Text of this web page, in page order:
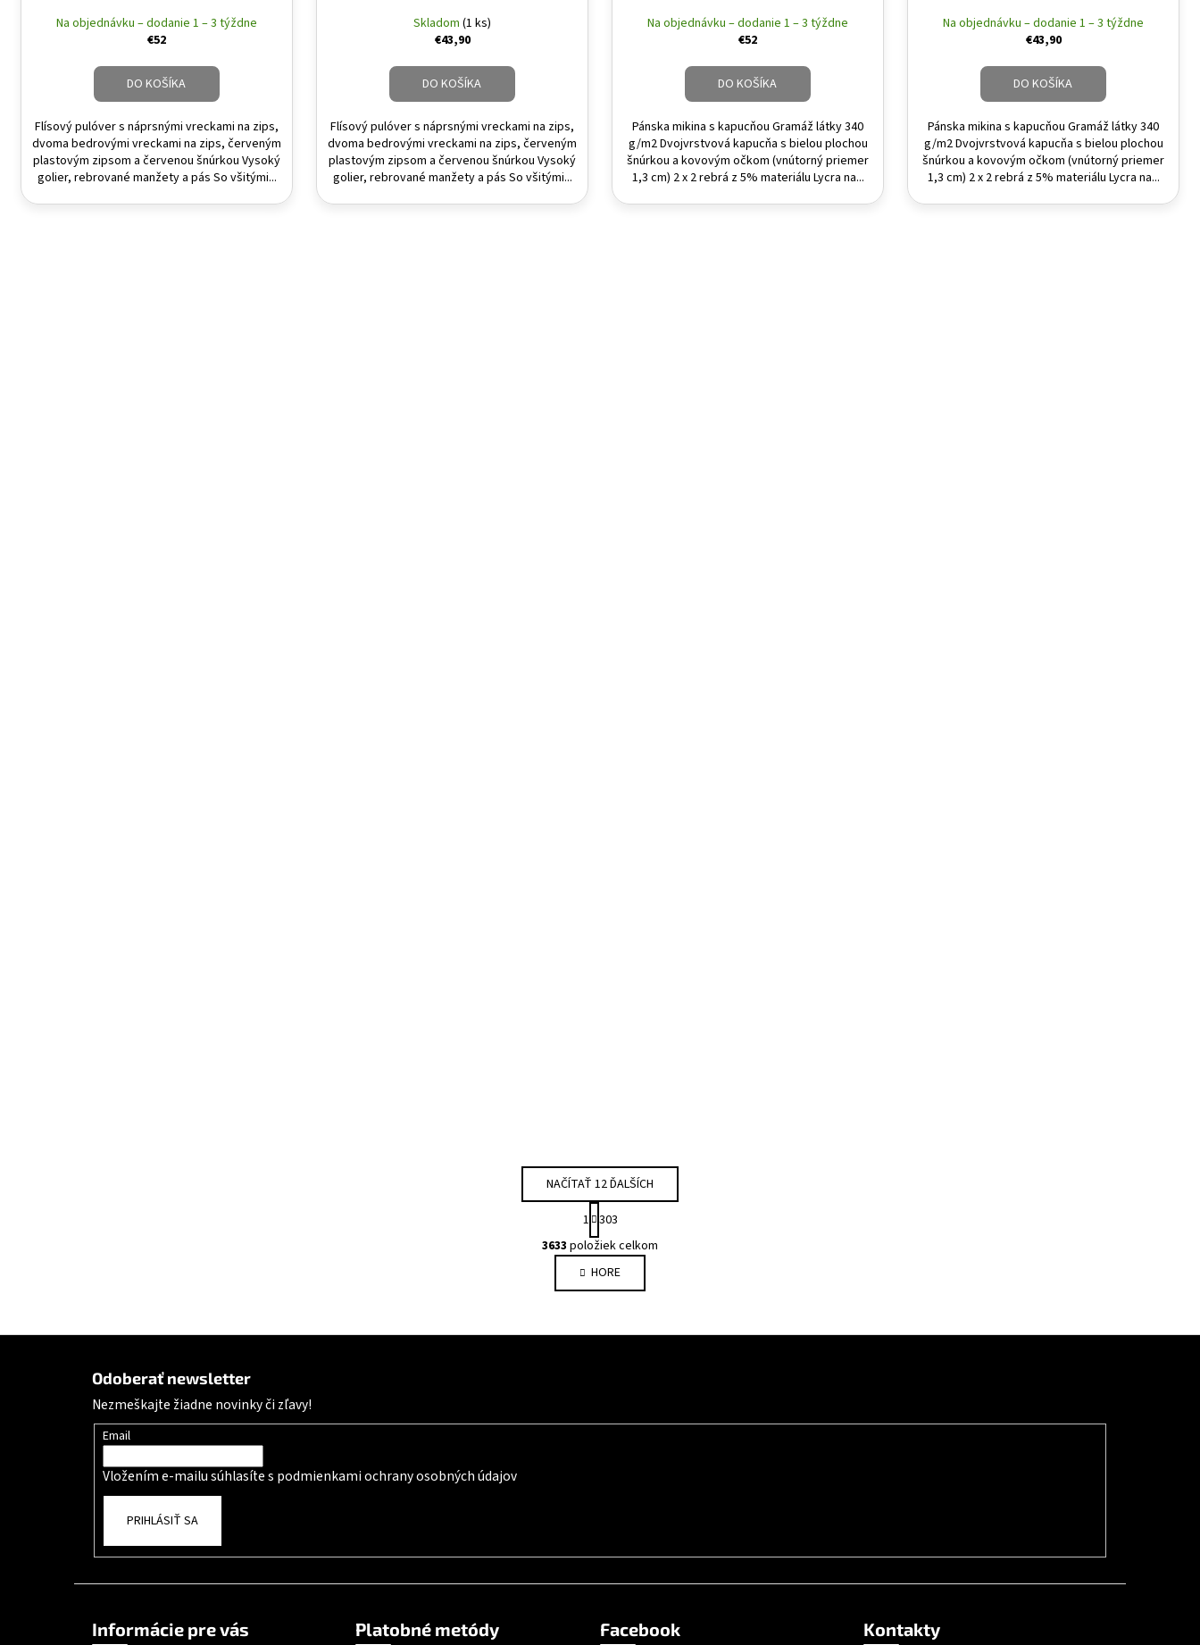
Na objednávku – dodanie 1 – 3 týždne
€52
DO KOŠÍKA
Flísový pulóver s náprsnými vreckami na zips,
dvoma bedrovými vreckami na zips, červeným
plastovým zipsom a červenou šnúrkou Vysoký
golier, rebrované manžety a pás So všitými...
Skladom (1 ks)
€43,90
DO KOŠÍKA
Flísový pulóver s náprsnými vreckami na zips,
dvoma bedrovými vreckami na zips, červeným
plastovým zipsom a červenou šnúrkou Vysoký
golier, rebrované manžety a pás So všitými...
Na objednávku – dodanie 1 – 3 týždne
€52
DO KOŠÍKA
Pánska mikina s kapucňou Gramáž látky 340
g/m2 Dvojvrstvová kapucňa s bielou plochou
šnúrkou a kovovým očkom (vnútorný priemer
1,3 cm) 2 x 2 rebrá z 5% materiálu Lycra na...
Na objednávku – dodanie 1 – 3 týždne
€43,90
DO KOŠÍKA
Pánska mikina s kapucňou Gramáž látky 340
g/m2 Dvojvrstvová kapucňa s bielou plochou
šnúrkou a kovovým očkom (vnútorný priemer
1,3 cm) 2 x 2 rebrá z 5% materiálu Lycra na...
Ovládacie prvky výpisu
NAČÍTAŤ 12 ĎALŠÍCH
Stránkovanie
1 303
3633 položiek celkom
HORE
Odoberať newsletter
Nezmeškajte žiadne novinky či zľavy!
Email
Vložením e-mailu súhlasíte s podmienkami ochrany osobných údajov
PRIHLÁSIŤ SA
Informácie pre vás Platobné metódy Facebook Kontakty